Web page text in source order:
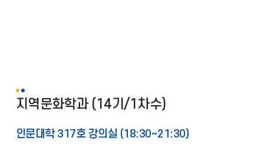
지역문화학과 (14기/1차수)
인문대학 317호 강의실 (18:30∼21:30)